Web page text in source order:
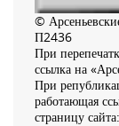
©
П2436
При
ссылка на
При
работающая
страницу сайта: